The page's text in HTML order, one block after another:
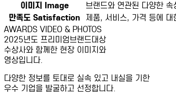
이미지 Image
브랜드와 연관된 다양한
만족도 Satisfaction
제품, 서비스, 가격 등에
AWARDS VIDEO & PHOTOS
2025년도 프리미엄브랜드대상
수상사와 함께한 현장 이미지와
영상입니다.
다양한 정보를 토대로 실속 있고 내실을 기한
우수 기업을 발굴하고 선정합니다.